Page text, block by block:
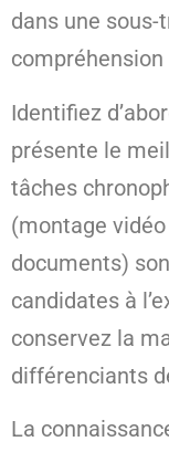
dans une
Identifiez
présente le
tâches
(montage
documents)
candidates à
conservez la
différenciants
La